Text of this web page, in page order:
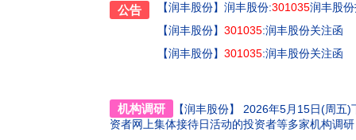
公告 【润丰股份】 润丰股份:301035润丰股
【润丰股份】 301035:润丰股份关注函
【润丰股份】 301035:润丰股份关注函
机构调研 【润丰股份】
2026年5月15日(周五)
资者网上集体接待日活动的投资者等多家机构调研